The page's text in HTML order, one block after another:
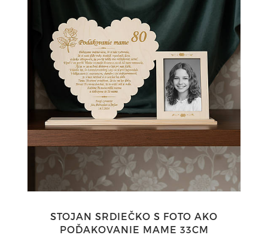
STOJAN SRDIEČKO S FOTO AKO
POĎAKOVANIE MAME 33CM